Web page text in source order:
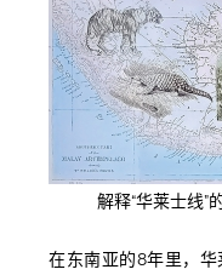
解释“华莱士线”
在东南亚的8年里，